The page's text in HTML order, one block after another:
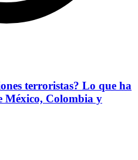
terroristas? Lo que ha
México, Colombia y